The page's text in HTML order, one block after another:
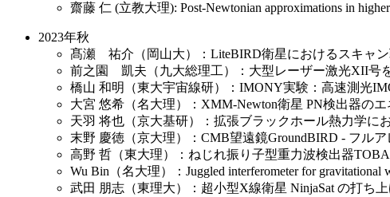
齋藤 仁 (立教大理): Post-Newtonian approximations in
2023年秋
髙瀬 祐介（岡山大）：LiteBIRD衛星におけるスキャ
前之園 凱夫（九大総理工）：大型レーザー激光XII号
橋山 和明（東大宇宙線研）：IMONY実験：高速測光
大宮 悠希（名大理）：XMM-Newton衛星 PN検出器の
天羽 将也（京大基研）：拡張ブラックホール熱力学に
末野 慶徳（京大理）：CMB望遠鏡GroundBIRD - フル
高野 哲（東大理）：ねじれ振り子型重力波検出器
Wu Bin（名大理）：Juggled interferometer for gravitational
武田 朋志（東理大）：超小型X線衛星 NinjaSat の打ち